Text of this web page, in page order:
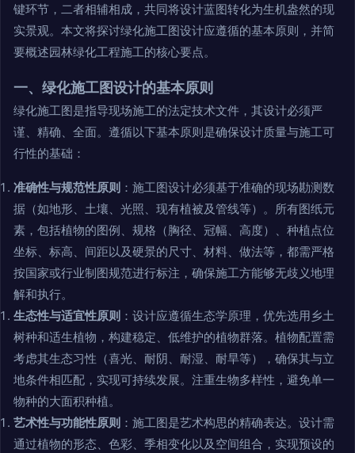
键环节，二者相辅相成，共同将设计蓝图转化为生机盎然的现
实景观。本文将探讨绿化施工图设计应遵循的基本原则，并简
要概述园林绿化工程施工的核心要点。
一、绿化施工图设计的基本原则
绿化施工图是指导现场施工的法定技术文件，其设计必须严
谨、精确、全面。遵循以下基本原则是确保设计质量与施工可
行性的基础：
准确性与规范性原则 ：施工图设计必须基于准确的现场勘测数
据（如地形、土壤、光照、现有植被及管线等）。所有图纸元
素，包括植物的图例、规格（胸径、冠幅、高度）、种植点位
坐标、标高、间距以及硬景的尺寸、材料、做法等，都需严格
按国家或行业制图规范进行标注，确保施工方能够无歧义地理
解和执行。
生态性与适宜性原则 ：设计应遵循生态学原理，优先选用乡土
树种和适生植物，构建稳定、低维护的植物群落。植物配置需
考虑其生态习性（喜光、耐阴、耐湿、耐旱等），确保其与立
地条件相匹配，实现可持续发展。注重生物多样性，避免单一
物种的大面积种植。
艺术性与功能性原则 ：施工图是艺术构思的精确表达。设计需
通过植物的形态、色彩、季相变化以及空间组合，实现预设的